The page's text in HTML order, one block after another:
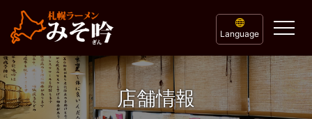
Language
店舗情報